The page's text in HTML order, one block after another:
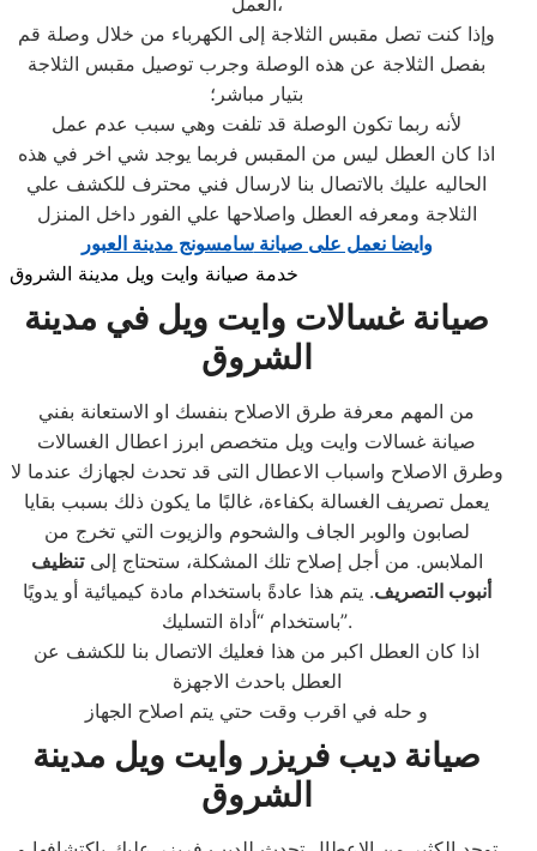
وإذا كنت تصل مقبس الثلاجة إلى الكهرباء من خلال وصلة قم
بفصل الثلاجة عن هذه الوصلة وجرب توصيل مقبس الثلاجة
بتيار مباشر؛
لأنه ربما تكون الوصلة قد تلفت وهي سبب عدم عمل
اذا كان العطل ليس من المقبس فربما يوجد شي اخر في هذه
الحاليه عليك بالاتصال بنا لارسال فني محترف للكشف علي
الثلاجة ومعرفه العطل واصلاحها علي الفور داخل المنزل
وايضا نعمل على صيانةسامسونج مدينة العبور
خدمة صيانة وايت ويل مدينة الشروق
صيانة غسالات وايت ويل في مدينة
الشروق
من المهم معرفة طرق الاصلاح بنفسك او الاستعانة بفني
صيانة غسالات وايت ويل متخصص ابرز اعطال الغسالات
وطرق الاصلاح واسباب الاعطال التى قد تحدث لجهازك عندما لا
يعمل تصريف الغسالة بكفاءة، غالبًا ما يكون ذلك بسبب بقايا
لصابون والوبر الجاف والشحوم والزيوت التي تخرج من
الملابس. من أجل إصلاح تلك المشكلة، ستحتاج إلىتنظيف
أنبوب التصريف. يتم هذا عادةً باستخدام مادة كيميائية أو يدويًا
باستخدام “أداة التسليك”.
اذا كان العطل اكبر من هذا فعليك الاتصال بنا للكشف عن
العطل باحدث الاجهزة
و حله في اقرب وقت حتي يتم اصلاح الجهاز
صيانة ديب فريزر وايت ويل مدينة
الشروق